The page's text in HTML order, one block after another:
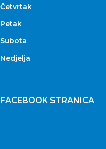
Četvrtak
Petak
Subota
Nedjelja
FACEBOOK STRANICA